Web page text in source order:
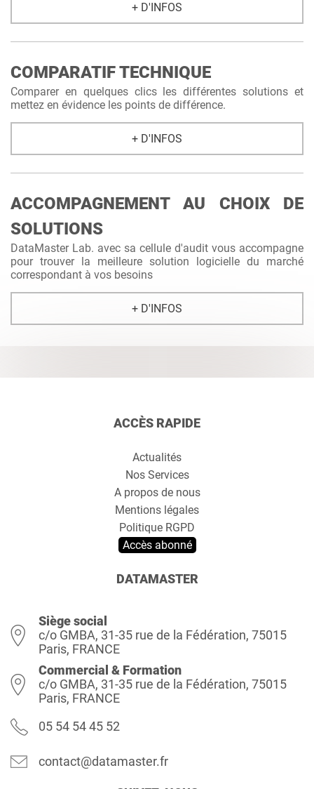
+ D'INFOS
COMPARATIF TECHNIQUE
Comparer en quelques clics les différentes solutions et
mettez en évidence les points de différence.
+ D'INFOS
ACCOMPAGNEMENT AU CHOIX DE
SOLUTIONS
DataMaster Lab. avec sa cellule d'audit vous accompagne
pour trouver la meilleure solution logicielle du marché
correspondant à vos besoins
+ D'INFOS
ACCÈS RAPIDE
Actualités
Nos Services
A propos de nous
Mentions légales
Politique RGPD
Accès abonné
DATAMASTER
Siège social
c/o GMBA, 31-35 rue de la Fédération, 75015
Paris, FRANCE
Commercial & Formation
c/o GMBA, 31-35 rue de la Fédération, 75015
Paris, FRANCE
05 54 54 45 52
contact@datamaster.fr